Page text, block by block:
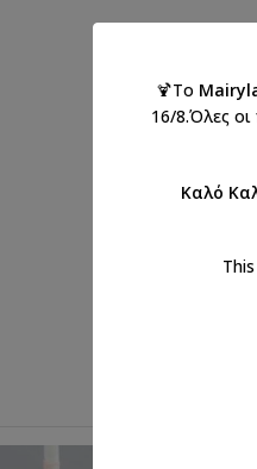
🍹Το
16/8.Όλες οι
Καλό